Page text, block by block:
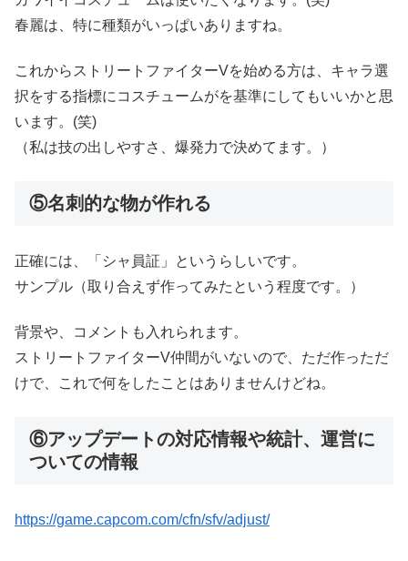
春麗は、特に種類がいっぱいありますね。
これからストリートファイターVを始める方は、キャラ選
択をする指標にコスチュームがを基準にしてもいいかと思
います。(笑)
（私は技の出しやすさ、爆発力で決めてます。）
⑤名刺的な物が作れる
正確には、「シャ員証」というらしいです。
サンプル（取り合えず作ってみたという程度です。）
背景や、コメントも入れられます。
ストリートファイターV仲間がいないので、ただ作っただ
けで、これで何をしたことはありませんけどね。
⑥アップデートの対応情報や統計、運営に
ついての情報
https://game.capcom.com/cfn/sfv/adjust/